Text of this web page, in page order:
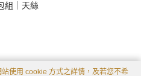
組｜天絲
使用 cookie 方式之詳情，及若您不希